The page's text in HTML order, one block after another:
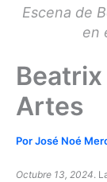
Escena de
en
Artes
PorJosé Noé
Octubre 13, 2024.